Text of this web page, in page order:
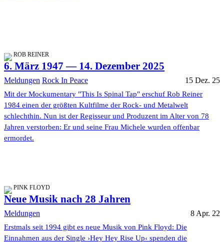
ROB REINER
6. März 1947 — 14. Dezember 2025
Meldungen Rock In Peace 15 Dez. 25
Mit der Mockumentary "This Is Spinal Tap" erschuf Rob Reiner
1984 einen der größten Kultfilme der Rock- und Metalwelt
schlechthin. Nun ist der Regisseur und Produzent im Alter von 78
Jahren verstorben: Er und seine Frau Michele wurden offenbar
ermordet.
PINK FLOYD
Neue Musik nach 28 Jahren
Meldungen 8 Apr. 22
Erstmals seit 1994 gibt es neue Musik von Pink Floyd: Die
Einnahmen aus der Single ›Hey Hey Rise Up‹ spenden die